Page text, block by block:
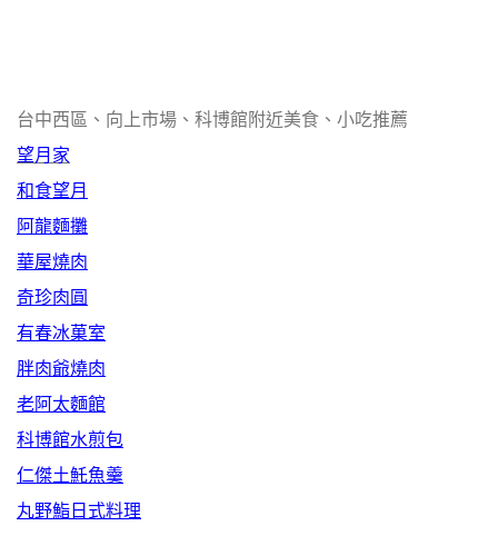
台中西區、向上市場、科博館附近美食、小吃推薦
望月家
和食望月
阿龍麵攤
華屋燒肉
奇珍肉圓
有春冰菓室
胖肉爺燒肉
老阿太麵館
科博館水煎包
仁傑土魠魚羹
丸野鮨日式料理